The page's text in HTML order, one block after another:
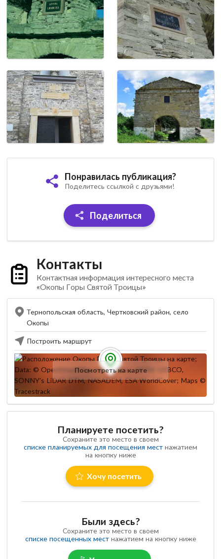
Понравилась публикация?
Поделитесь ссылкой с друзьями!
Поделиться
Контакты
Контактная информация интересного места
«Окопы Горы Святой Троицы»
Тернопольская область, Чертковский район, село
Окопы
Построить маршрут
Посмотреть на карте
Планируете посетить?
Сохраните это место в своем
списке планируемых для посещения мест нажатием
на кнопку ниже
Хочу посетить
Были здесь?
Сохраните это место в своем
списке посещенных местнажатием на кнопку ниже